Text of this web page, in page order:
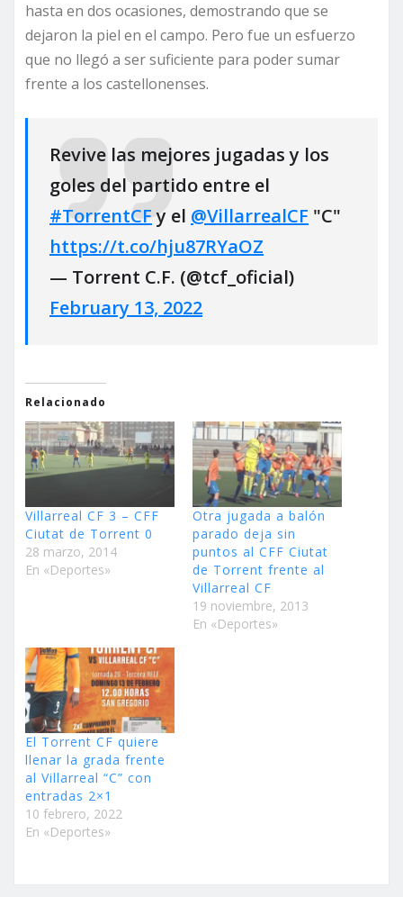
hasta en dos ocasiones, demostrando que se
dejaron la piel en el campo. Pero fue un esfuerzo
que no llegó a ser suficiente para poder sumar
frente a los castellonenses.
Revive las mejores jugadas y los
goles del partido entre el
#TorrentCFy el @VillarrealCF "C"
https://t.co/hju87RYaOZ
— Torrent C.F. (@tcf_oficial)
February 13, 2022
Relacionado
Villarreal CF 3 – CFF
Ciutat de Torrent 0
28 marzo, 2014
En «Deportes»
Otra jugada a balón
parado deja sin
puntos al CFF Ciutat
de Torrent frente al
Villarreal CF
19 noviembre, 2013
En «Deportes»
El Torrent CF quiere
llenar la grada frente
al Villarreal “C” con
entradas 2×1
10 febrero, 2022
En «Deportes»